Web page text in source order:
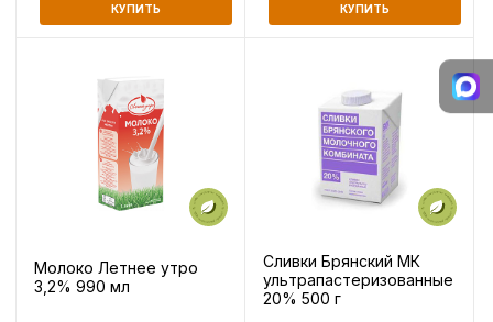
КУПИТЬ КУПИТЬ
Молоко Летнее утро
3,2% 990 мл
Сливки Брянский МК
ультрапастеризованные
20% 500 г